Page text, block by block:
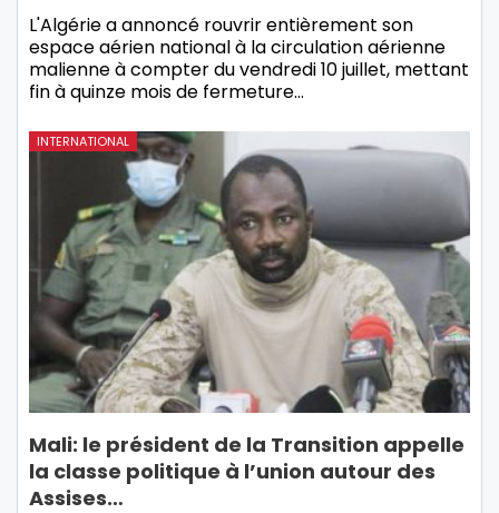
L'Algérie a annoncé rouvrir entièrement son
espace aérien national à la circulation aérienne
malienne à compter du vendredi 10 juillet, mettant
fin à quinze mois de fermeture…
INTERNATIONAL
Mali: le président de la Transition appelle
la classe politique à l’union autour des
Assises…